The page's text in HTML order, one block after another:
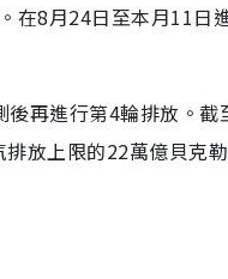
在8月24日至本月11日
再進行第4輪排放。
放上限的22萬億貝克勒